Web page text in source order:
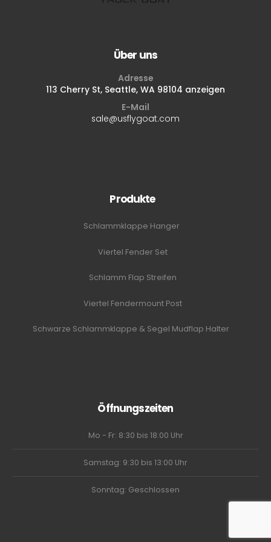
Über uns
Adresse
113 Cherry St, Seattle, WA 98104 anzeigen
E-Mail
sale@usflygoat.com
Produkte
Schlammklappe Hanger
Viertel Fender Set
Schlamm Flap Streifen
Viertel Fendermount Post
Schwarze Schlammklappe & Segel Mudflap Halter
Öffnungszeiten
Mo - Fr: 8:30 bis 18:00 Uhr
Samstag: 9:30 bis 13:00 Uhr
Sonntag: Geschlossen